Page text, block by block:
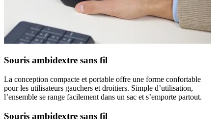
Souris ambidextre sans fil
La conception compacte et portable offre une forme confortable
pour les utilisateurs gauchers et droitiers. Simple d’utilisation,
l’ensemble se range facilement dans un sac et s’emporte partout.
Souris ambidextre sans fil